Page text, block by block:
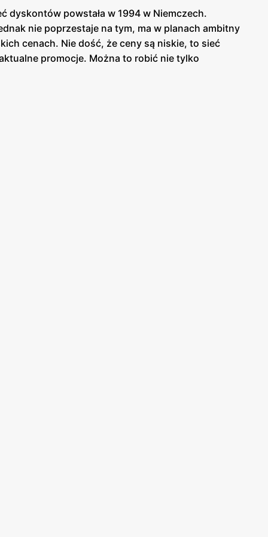
dyskontów powstała w 1994 w Niemczech.
nie poprzestaje na tym, ma w planach ambitny
cenach. Nie dość, że ceny są niskie, to sieć
promocje. Można to robić nie tylko
nie tylko te sportowe, ale również te
do włosów. Sieć dyskontów oferuje także duży
Nie brak też produktów papierniczych, od
i brokacie kończąc. W
na podróż - kupując poduszkę do spania w
KIKa również mogą pomóc zapoznać się
ważnym wydarzeniem KIK obniża ceny
też Sylwester. Jest to komfortowe i pomysłowe